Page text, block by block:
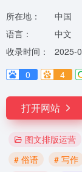
所在地：
中国
语言：
中文
收录时间：
2025-
0
4
打开网站
图文排版运营
# 俗语
# 写作